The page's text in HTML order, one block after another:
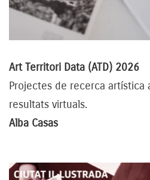
Art Territori Data (ATD) 2026
Projectes de recerca artística
resultats virtuals.
Alba Casas